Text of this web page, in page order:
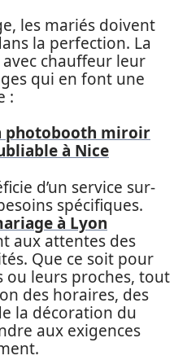
les mariés doivent
la perfection. La
chauffeur leur
qui en font une
:
photobooth miroir
à Nice
d’un service sur-
spécifiques.
à Lyon
aux attentes des
Que ce soit pour
leurs proches, tout
des horaires, des
la décoration du
aux exigences